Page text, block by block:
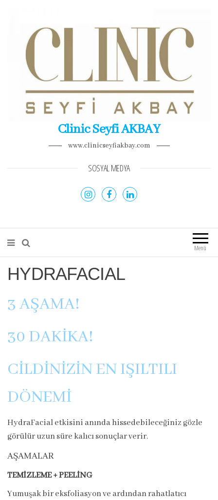
Clinic Seyfi AKBAY
www.clinicseyfiakbay.com
SOSYAL MEDYA
Menü
HYDRAFACIAL
3 AŞAMA!
30 DAKİKA!
CİLDİNİZİN EN IŞILTILI
DÖNEMİ
HydraFacial etkisini anında hissedebileceğiniz gözle
görülür uzun süre kalıcı sonuçlar verir.
AŞAMALAR
TEMİZLEME + PEELİNG
Yumuşak bir eksfoliasyon ve ardından rahatlatıcı